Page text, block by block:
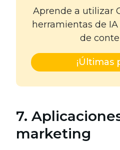
Aprende a utilizar
herramientas de
de
¡Últimas
7.
marketing